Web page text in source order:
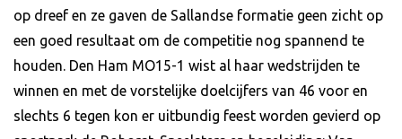
op dreef en ze gaven de Sallandse formatie geen zicht op
een goed resultaat om de competitie nog spannend te
houden. Den Ham MO15-1 wist al haar wedstrijden te
winnen en met de vorstelijke doelcijfers van 46 voor en
slechts 6 tegen kon er uitbundig feest worden gevierd op